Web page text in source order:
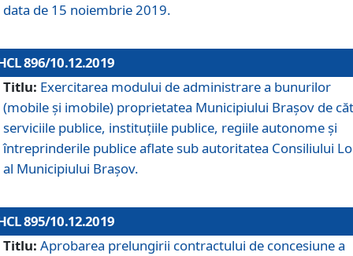
data de 15 noiembrie 2019.
896/10.12.2019
Titlu: Exercitarea modului de administrare a bunurilor
(mobile și imobile) proprietatea Municipiului Brașov de
serviciile publice, instituțiile publice, regiile autonome și
întreprinderile publice aflate sub autoritatea Consiliului
al Municipiului Brașov.
895/10.12.2019
Titlu: Aprobarea prelungirii contractului de concesiune a